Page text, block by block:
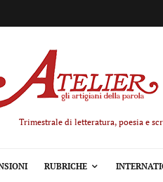
Trimestrale di letteratura, poesia e
RUBRICHE